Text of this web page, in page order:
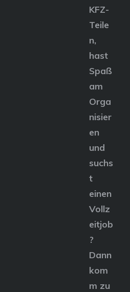
KFZ-
Teile
n,
hast
Spaß
am
Orga
nisier
en
und
suchs
t
einen
Vollz
eitjob
?
Dann
kom
m zu